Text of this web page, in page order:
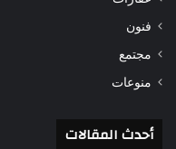
فنون
مجتمع
منوعات
أحدث المقالات